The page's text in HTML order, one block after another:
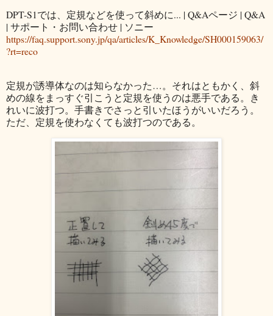
DPT-S1では、定規などを使って斜めに... | Q&Aページ | Q&A
| サポート・お問い合わせ | ソニー
https://faq.support.sony.jp/qa/articles/K_Knowledge/SH000159063/
?rt=reco
定規が誘導体なのは知らなかった…。それはともかく、斜
めの線をまっすぐ引こうと定規を使うのは悪手である。き
れいに波打つ。手書きでさっと引いたほうがいいだろう。
ただ、定規を使わなくても波打つのである。